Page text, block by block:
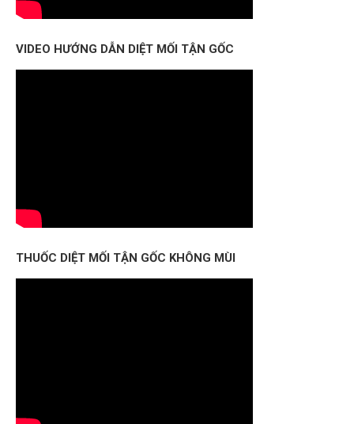
VIDEO HƯỚNG DẪN DIỆT MỐI TẬN GỐC
THUỐC DIỆT MỐI TẬN GỐC KHÔNG MÙI